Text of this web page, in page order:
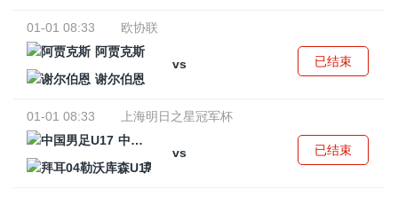
01-01 08:33
欧协联
阿贾克斯
vs
谢尔伯恩
已结束
01-01 08:33
上海明日之星冠军杯
中国男足U17
vs
拜耳04勒沃库森U17
已结束